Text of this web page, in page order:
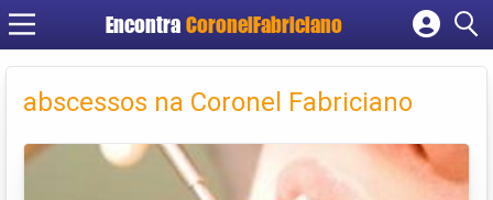
Encontra CoronelFabriciano
Cadastrar empresa
Criar conta
abscessos na Coronel Fabriciano